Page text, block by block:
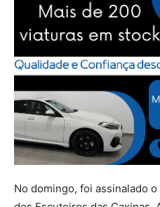
No domingo, foi assinalado